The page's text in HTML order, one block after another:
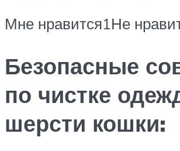
Мне нравится1Не
Безопасные
по чистке
шерсти кошки: